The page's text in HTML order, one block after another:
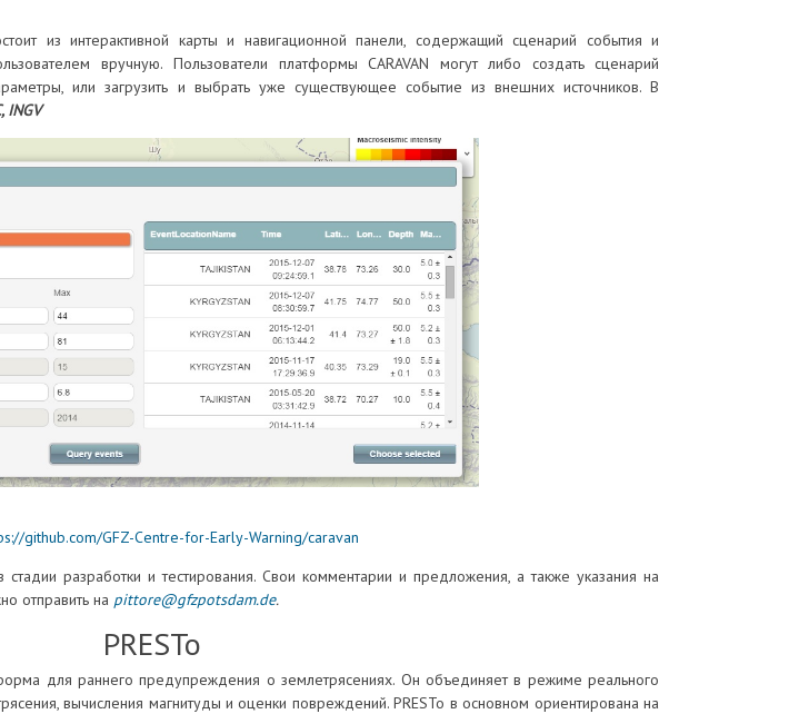
из интерактивной карты и навигационной панели, содержащий сценарий события и
вручную. Пользователи платформы CARAVAN могут либо создать сценарий
или загрузить и выбрать уже существующее событие из внешних источников. В
INGV
github.com/GFZ-Centre-for-Early-Warning/caravan
разработки и тестирования. Свои комментарии и предложения, а также указания на
отправить на pittore@gfzpotsdam.de.
PRESTo
для раннего предупреждения о землетрясениях. Он объединяет в режиме реального
вычисления магнитуды и оценки повреждений. PRESTo в основном ориентирована на